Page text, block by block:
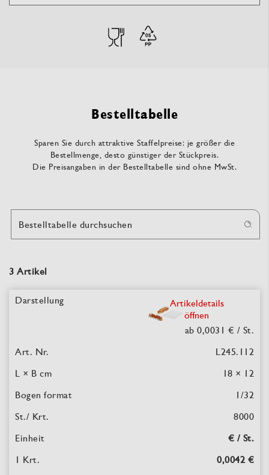
Bestelltabelle
Sparen Sie durch attraktive Staffelpreise: je größer die
Bestellmenge, desto günstiger der Stückpreis.
Die Preisangaben in der Bestelltabelle sind ohne MwSt.
3 Artikel
Bestelltabelle durchsuchen
Artikeldetails
öffnen
ab 0,0031 € / St.
L245.112
18 × 12
1/32
8000
€ / St.
0,0042 €